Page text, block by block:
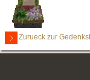
Zurueck zur